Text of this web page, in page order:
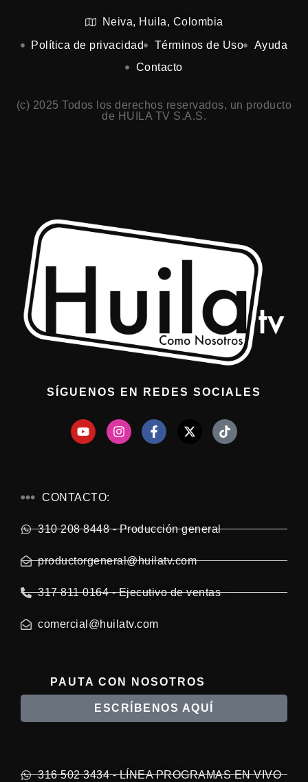
Neiva, Huila, Colombia
Política de privacidad
Términos de Uso
Ayuda
Contacto
(c) 2025 Todos los derechos reservados, un producto
de HUILA TV S.A.S.
SÍGUENOS EN REDES SOCIALES
CONTACTO:
310 208 8448 - Producción general
productorgeneral@huilatv.com
317 811 0164 - Ejecutivo de ventas
comercial@huilatv.com
PAUTA CON NOSOTROS
ESCRÍBENOS AQUÍ
316 502 3434 - LÍNEA PROGRAMAS EN VIVO